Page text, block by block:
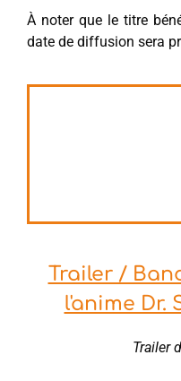
À noter que le titre
date de diffusion sera
Trailer /
l'anime Dr.
Trailer